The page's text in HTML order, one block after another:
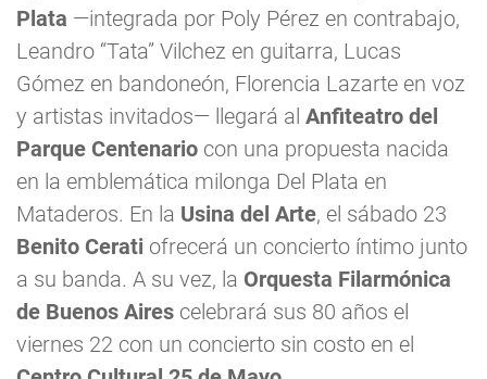
Plata —integrada por Poly Pérez en contrabajo,
Leandro “Tata” Vilchez en guitarra, Lucas
Gómez en bandoneón, Florencia Lazarte en voz
y artistas invitados— llegará al Anfiteatro del
Parque Centenario con una propuesta nacida
en la emblemática milonga Del Plata en
Mataderos. En la Usina del Arte, el sábado 23
Benito Cerati ofrecerá un concierto íntimo junto
a su banda. A su vez, la Orquesta Filarmónica
de Buenos Aires celebrará sus 80 años el
viernes 22 con un concierto sin costo en el